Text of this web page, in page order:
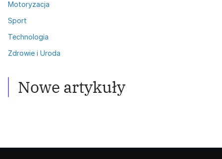
Motoryzacja
Sport
Technologia
Zdrowie i Uroda
Nowe artykuły
metody walki